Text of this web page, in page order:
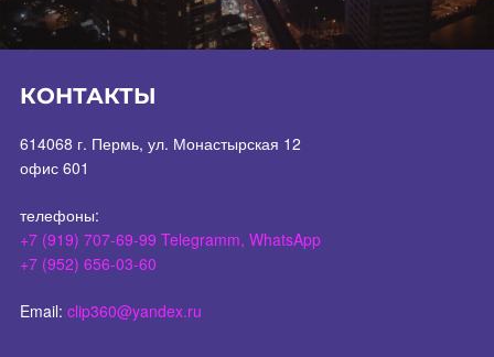
КОНТАКТЫ
614068 г. Пермь, ул. Монастырская 12
офис 601
телефоны:
+7 (919) 707-69-99 Telegramm, WhatsApp
+7 (952) 656-03-60
Email: clip360@yandex.ru